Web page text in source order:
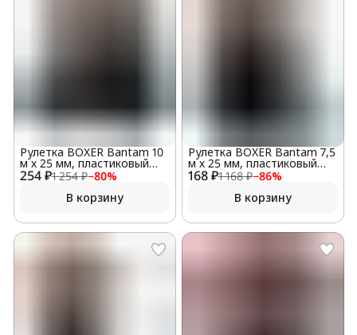
254 ₽1 254 ₽−80%
Рулетка BOXER Bantam 10
м х 25 мм, пластиковый
корпус
В корзину
168 ₽1 168 ₽−86%
Рулетка BOXER Bantam 7,5
м х 25 мм, пластиковый
корпус
В корзину